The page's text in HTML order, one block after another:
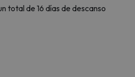
total de 16 días de descanso